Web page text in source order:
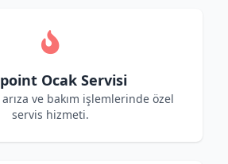
Ocak Servisi
ve bakım işlemlerinde özel
servis hizmeti.